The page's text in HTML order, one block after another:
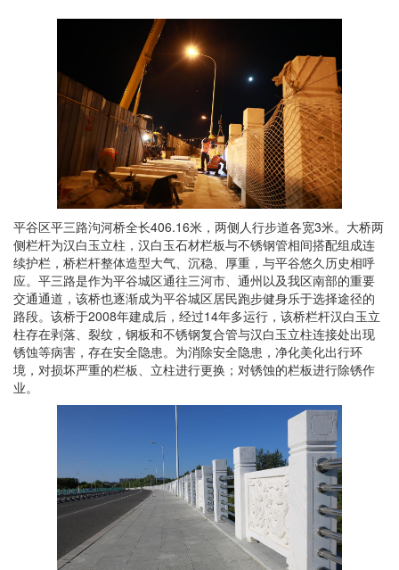
平谷区平三路泃河桥全长406.16米，两侧人行步道各宽3米。大桥两
侧栏杆为汉白玉立柱，汉白玉石材栏板与不锈钢管相间搭配组成连
续护栏，桥栏杆整体造型大气、沉稳、厚重，与平谷悠久历史相呼
应。平三路是作为平谷城区通往三河市、通州以及我区南部的重要
交通通道，该桥也逐渐成为平谷城区居民跑步健身乐于选择途径的
路段。该桥于2008年建成后，经过14年多运行，该桥栏杆汉白玉立
柱存在剥落、裂纹，钢板和不锈钢复合管与汉白玉立柱连接处出现
锈蚀等病害，存在安全隐患。为消除安全隐患，净化美化出行环
境，对损坏严重的栏板、立柱进行更换；对锈蚀的栏板进行除锈作
业。